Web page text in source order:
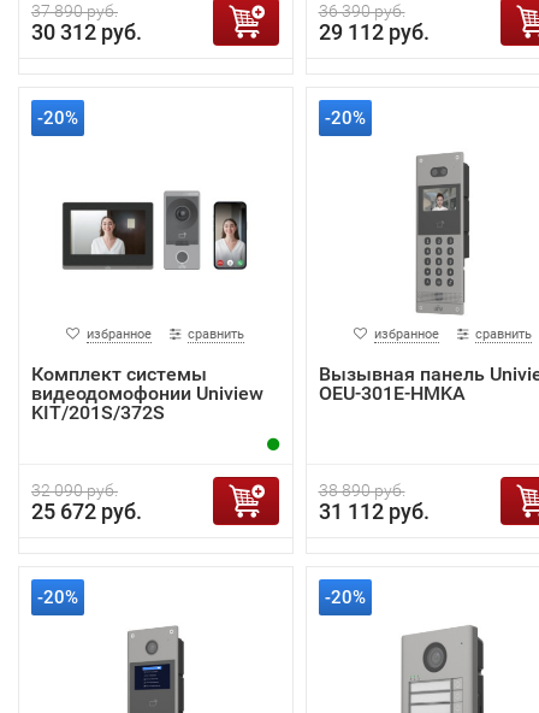
37 890 руб.
30 312 руб.
36 390 руб.
29 112 руб.
-20%
избранное сравнить
Комплект системы
видеодомофонии Uniview
KIT/201S/372S
32 090 руб.
25 672 руб.
-20%
избранное сравнить
Вызывная панель
OEU-301E-HMKA
38 890 руб.
31 112 руб.
-20% -20%